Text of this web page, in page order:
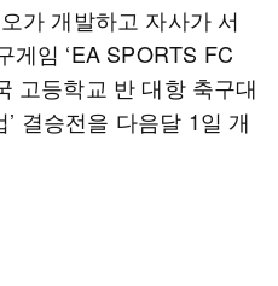
가 개발하고 자사가 서
게임 ‘EA SPORTS FC
고등학교 반 대항 축구대
결승전을 다음달 1일 개